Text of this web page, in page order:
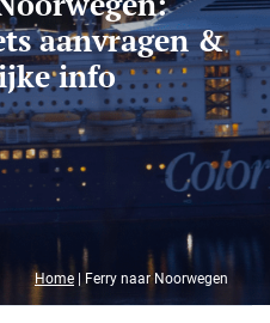
aanvragen &
info
Home Ferry naar Noorwegen